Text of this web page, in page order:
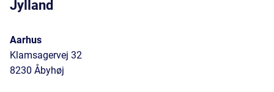
Jylland
Aarhus
Klamsagervej 32
8230 Åbyhøj